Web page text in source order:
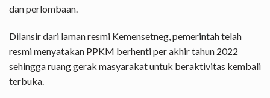
dan perlombaan.
Dilansir dari laman resmi Kemensetneg, pemerintah telah
resmi menyatakan PPKM berhenti per akhir tahun 2022
sehingga ruang gerak masyarakat untuk beraktivitas kembali
terbuka.